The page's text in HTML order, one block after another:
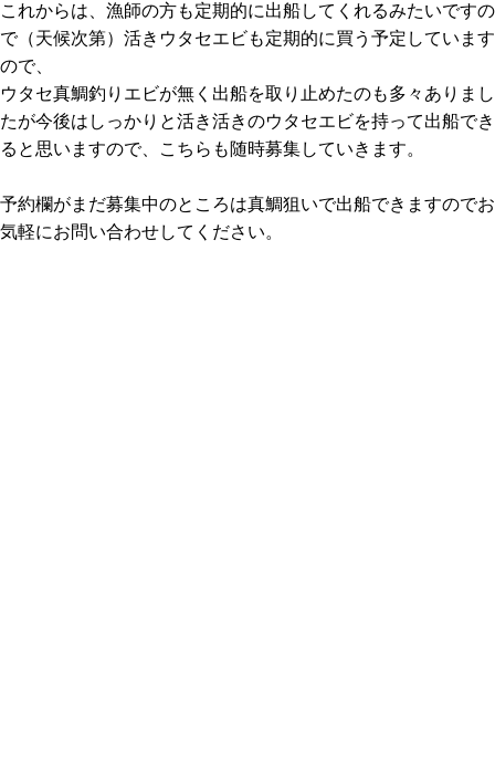
これからは、漁師の方も定期的に出船してくれるみたいですの
で（天候次第）活きウタセエビも定期的に買う予定しています
ので、
ウタセ真鯛釣りエビが無く出船を取り止めたのも多々ありまし
たが今後はしっかりと活き活きのウタセエビを持って出船でき
ると思いますので、こちらも随時募集していきます。
予約欄がまだ募集中のところは真鯛狙いで出船できますのでお
気軽にお問い合わせしてください。